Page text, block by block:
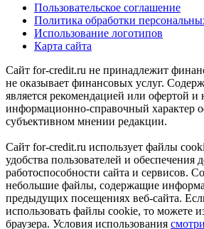
Пользовательское соглашение
Политика обработки
Использование логотипов
Карта сайта
Сайт for-credit.ru не принадлежит
не оказывает финансовых услуг.
является рекомендацией или офертой и
информационно-справочный характер
субъективном мнении редакции.
Сайт for-credit.ru использует файлы
удобства пользователей и обеспечения
работоспособности сайта и сервисов.
небольшие файлы, содержащие
предыдущих посещениях веб-сайта.
использовать файлы cookie, то можете
браузера. Условия использования